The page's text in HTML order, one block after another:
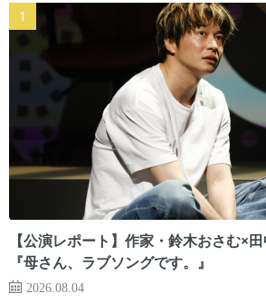
【公演レポート】作家・鈴木おさむ×
『母さん、ラブソングです。』
2026.08.04